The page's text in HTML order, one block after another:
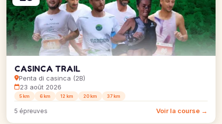
CASINCA TRAIL
Penta di casinca (2B)
23 août 2026
5 km 6 km 12 km 20 km 37 km
5 épreuves Voir la course →